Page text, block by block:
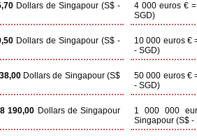
Dollars de Singapour (S$ -
4 000 euros €
SGD)
Dollars de Singapour (S$ -
10 000 euros €
- SGD)
Dollars de Singapour (S$
50 000 euros €
- SGD)
190,00 Dollars de Singapour
1 000 000
Singapour (S$ -